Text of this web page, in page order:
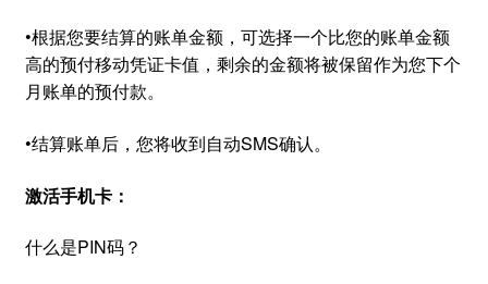
•根据您要结算的账单金额，可选择一个比您的账单金额
高的预付移动凭证卡值，剩余的金额将被保留作为您下个
月账单的预付款。
•结算账单后，您将收到自动SMS确认。
激活手机卡：
什么是PIN码？